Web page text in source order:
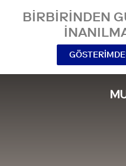
BIRBIRINDEN